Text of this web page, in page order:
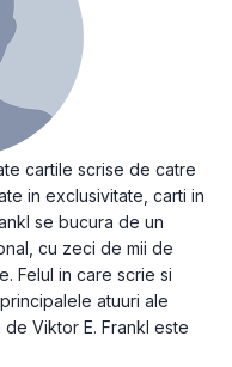
cartile scrise de catre
in exclusivitate, carti in
se bucura de un
cu zeci de mii de
Felul in care scrie si
atuuri ale
Viktor E. Frankl este